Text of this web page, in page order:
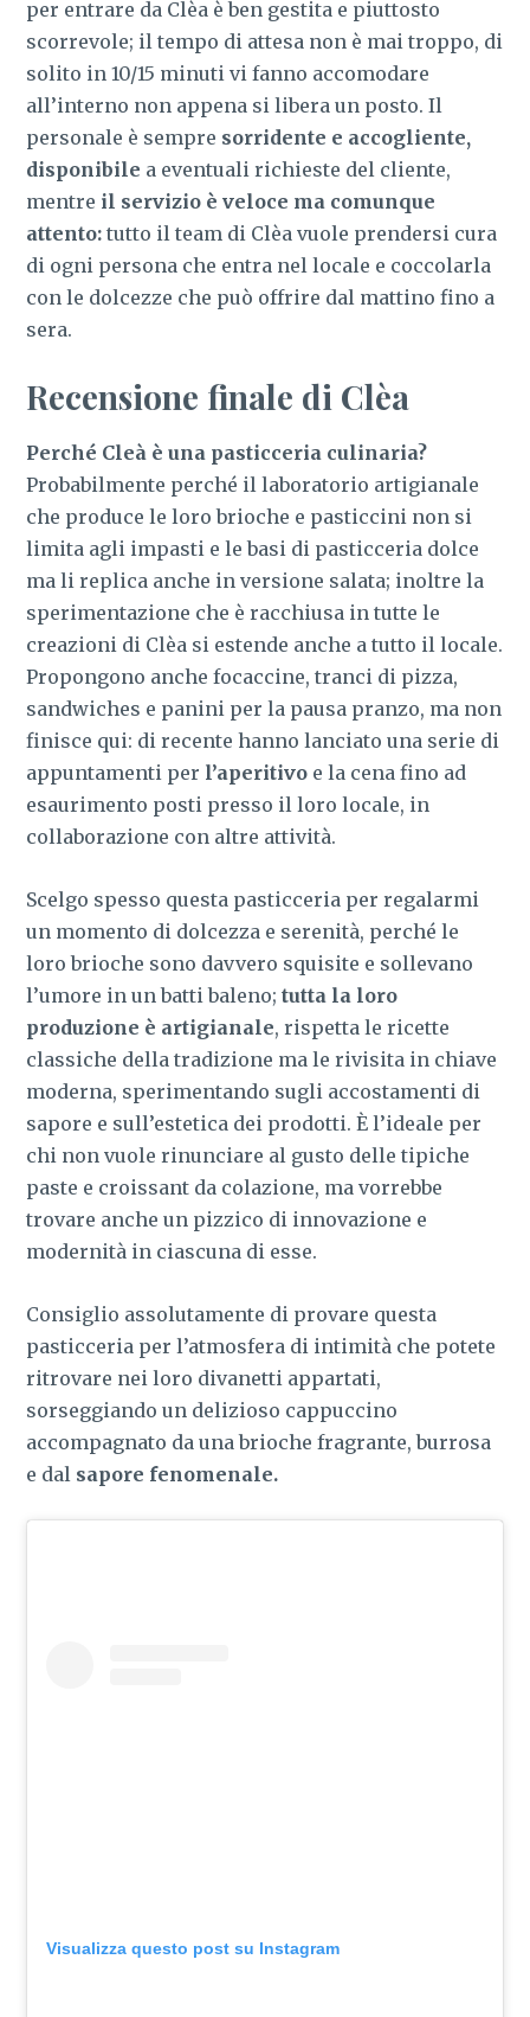
per entrare da Clèa è ben gestita e piuttosto
scorrevole; il tempo di attesa non è mai troppo, di
solito in 10/15 minuti vi fanno accomodare
all’interno non appena si libera un posto. Il
personale è sempre sorridente e accogliente,
disponibile a eventuali richieste del cliente,
mentre il servizio è veloce ma comunque
attento: tutto il team di Clèa vuole prendersi cura
di ogni persona che entra nel locale e coccolarla
con le dolcezze che può offrire dal mattino fino a
sera.
Recensione finale di Clèa
Perché Cleà è una pasticceria culinaria?
Probabilmente perché il laboratorio artigianale
che produce le loro brioche e pasticcini non si
limita agli impasti e le basi di pasticceria dolce
ma li replica anche in versione salata; inoltre la
sperimentazione che è racchiusa in tutte le
creazioni di Clèa si estende anche a tutto il locale.
Propongono anche focaccine, tranci di pizza,
sandwiches e panini per la pausa pranzo, ma non
finisce qui: di recente hanno lanciato una serie di
appuntamenti per l’aperitivo e la cena fino ad
esaurimento posti presso il loro locale, in
collaborazione con altre attività.
Scelgo spesso questa pasticceria per regalarmi
un momento di dolcezza e serenità, perché le
loro brioche sono davvero squisite e sollevano
l’umore in un batti baleno;tutta la loro
produzione è artigianale, rispetta le ricette
classiche della tradizione ma le rivisita in chiave
moderna, sperimentando sugli accostamenti di
sapore e sull’estetica dei prodotti. È l’ideale per
chi non vuole rinunciare al gusto delle tipiche
paste e croissant da colazione, ma vorrebbe
trovare anche un pizzico di innovazione e
modernità in ciascuna di esse.
Consiglio assolutamente di provare questa
pasticceria per l’atmosfera di intimità che potete
ritrovare nei loro divanetti appartati,
sorseggiando un delizioso cappuccino
accompagnato da una brioche fragrante, burrosa
e dal sapore fenomenale.
Visualizza questo post su Instagram